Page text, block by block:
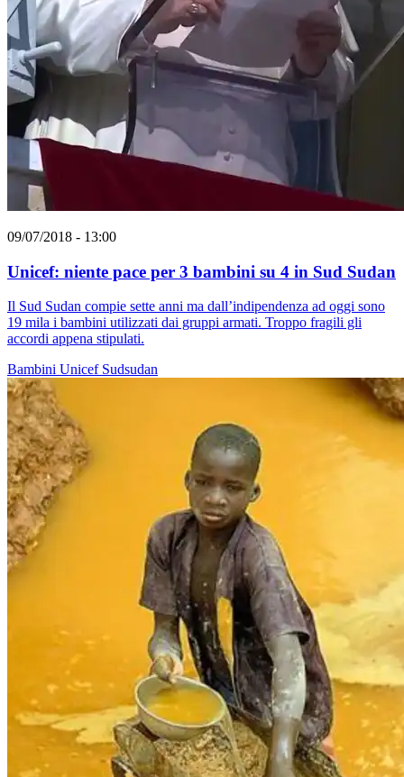
09/07/2018 - 13:00
Unicef: niente pace per 3 bambini su 4 in Sud Sudan
Il Sud Sudan compie sette anni ma dall’indipendenza ad oggi sono
19 mila i bambini utilizzati dai gruppi armati. Troppo fragili gli
accordi appena stipulati.
Bambini Unicef Sudsudan